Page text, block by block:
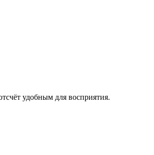
удобным для восприятия.